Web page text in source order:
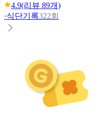
4.9(리뷰 89개)
·식단기록322회